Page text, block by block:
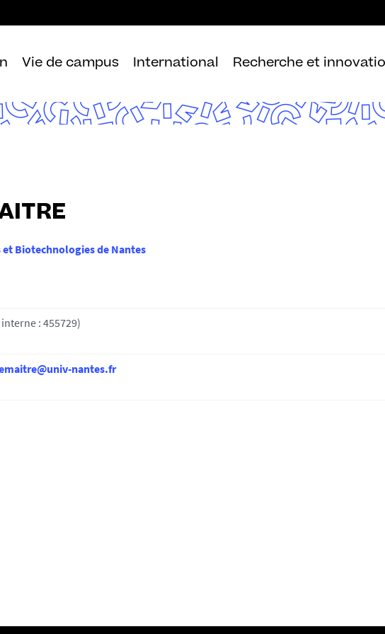
au
Vie de campus International Recherche et
et Biotechnologies de Nantes
: 455729)
nantes.fr